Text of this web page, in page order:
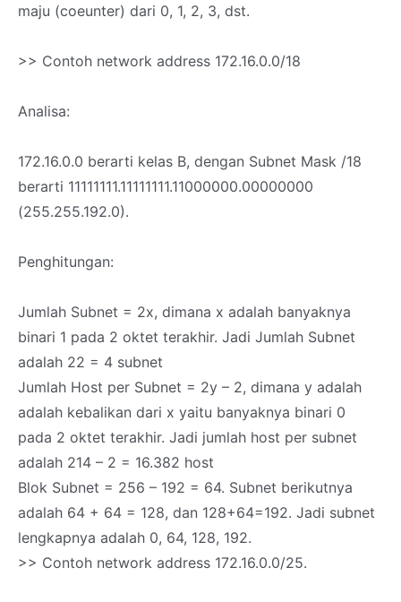
maju (coeunter) dari 0, 1, 2, 3, dst.
>> Contoh network address 172.16.0.0/18
Analisa:
172.16.0.0 berarti kelas B, dengan Subnet Mask /18
berarti 11111111.11111111.11000000.00000000
(255.255.192.0).
Penghitungan:
Jumlah Subnet = 2x, dimana x adalah banyaknya
binari 1 pada 2 oktet terakhir. Jadi Jumlah Subnet
adalah 22 = 4 subnet
Jumlah Host per Subnet = 2y – 2, dimana y adalah
adalah kebalikan dari x yaitu banyaknya binari 0
pada 2 oktet terakhir. Jadi jumlah host per subnet
adalah 214 – 2 = 16.382 host
Blok Subnet = 256 – 192 = 64. Subnet berikutnya
adalah 64 + 64 = 128, dan 128+64=192. Jadi subnet
lengkapnya adalah 0, 64, 128, 192.
>> Contoh network address 172.16.0.0/25.